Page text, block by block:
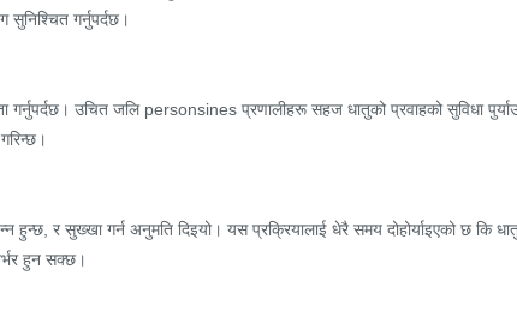
सुनिश्चित गर्नुपर्दछ।
उचित जलि personsines प्रणालीहरू सहज धातुको प्रवाहको सुविधा
र सुख्खा गर्न अनुमति दिइयो। यस प्रक्रियालाई धेरै समय दोहोर्याइएको छ कि
हुन सक्छ।